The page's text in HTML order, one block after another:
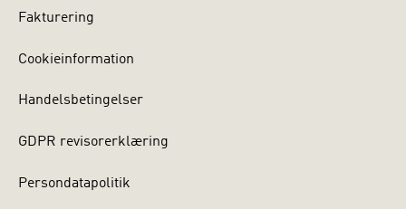
Fakturering
Cookieinformation
Handelsbetingelser
GDPR revisorerklæring
Persondatapolitik